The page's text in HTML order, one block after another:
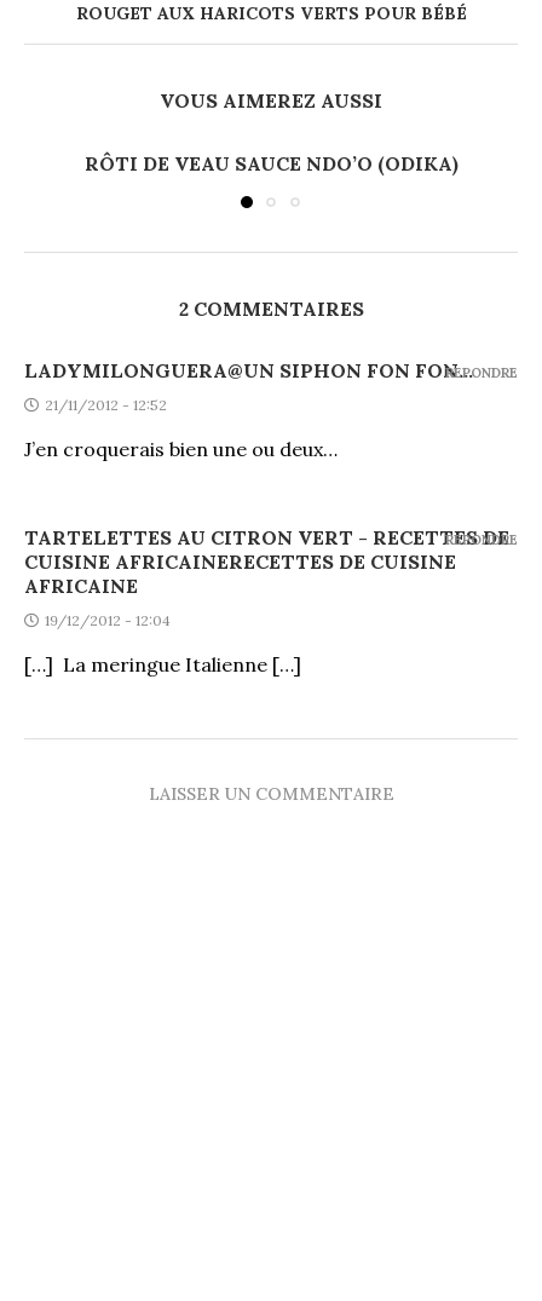
ROUGET AUX HARICOTS VERTS POUR BÉBÉ
VOUS AIMEREZ AUSSI
RÔTI DE VEAU SAUCE NDO’O (ODIKA)
2 COMMENTAIRES
LADYMILONGUERA@UN SIPHON FON FON...
21/11/2012 - 12:52
J’en croquerais bien une ou deux…
REPONDRE
TARTELETTES AU CITRON VERT - RECETTES DE
CUISINE AFRICAINERECETTES DE CUISINE
AFRICAINE
19/12/2012 - 12:04
[…] La meringue Italienne […]
REPONDRE
LAISSER UN COMMENTAIRE